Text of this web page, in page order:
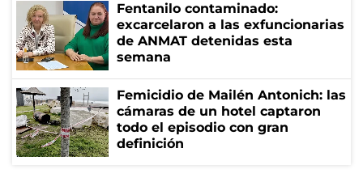
Fentanilo contaminado:
excarcelaron a las exfuncionarias
de ANMAT detenidas esta
semana
Femicidio de Mailén Antonich: las
cámaras de un hotel captaron
todo el episodio con gran
definición